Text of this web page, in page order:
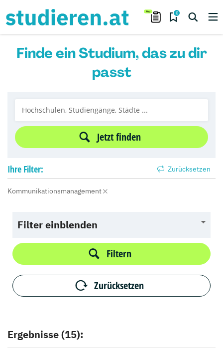
0
Finde ein Studium, das zu dir
passt
Jetzt finden
Ihre Filter: Zurücksetzen
Kommunikationsmanagement
Filter einblenden
Filtern
Zurücksetzen
Ergebnisse (15):